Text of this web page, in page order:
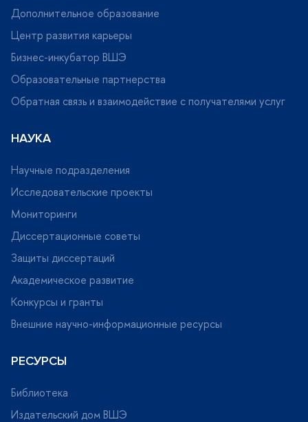
Дополнительное образование
Центр развития карьеры
Бизнес-инкубатор ВШЭ
Образовательные партнерства
Обратная связь и взаимодействие с получателями услу
НАУКА
Научные подразделения
Исследовательские проекты
Мониторинги
Диссертационные советы
Защиты диссертаций
Академическое развитие
Конкурсы и гранты
нешние научно-информационные ресурсы
РЕСУРСЫ
Библиотека
Издательский дом ВШЭ